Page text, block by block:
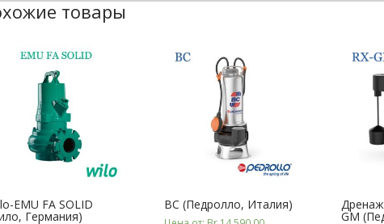
товары
EMU FA SOLID
Германия)
BC (Педролло, Италия)
GM